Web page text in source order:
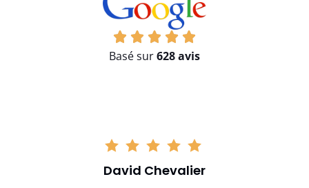
Basé sur628 avis
Christophe Lambert